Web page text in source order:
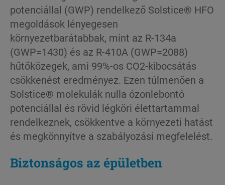
potenciállal (GWP) rendelkező Solstice® HFO
megoldások lényegesen
környezetbarátabbak, mint az R-134a
(GWP=1430) és az R-410A (GWP=2088)
hűtőközegek, ami 99%-os CO2-kibocsátás
csökkenést eredményez. Ezen túlmenően a
Solstice® molekulák nulla ózonlebontó
potenciállal és rövid légköri élettartammal
rendelkeznek, csökkentve a környezeti hatást
és megkönnyítve a szabályozási megfelelést.
Biztonságos az épületben